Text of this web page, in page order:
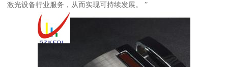
激光设备行业服务，从而实现可持续发展。 ”